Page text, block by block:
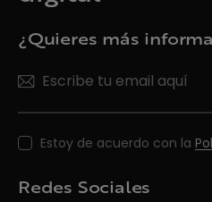
¿Quieres más
Estoy de acuerdo con la
Redes Sociales